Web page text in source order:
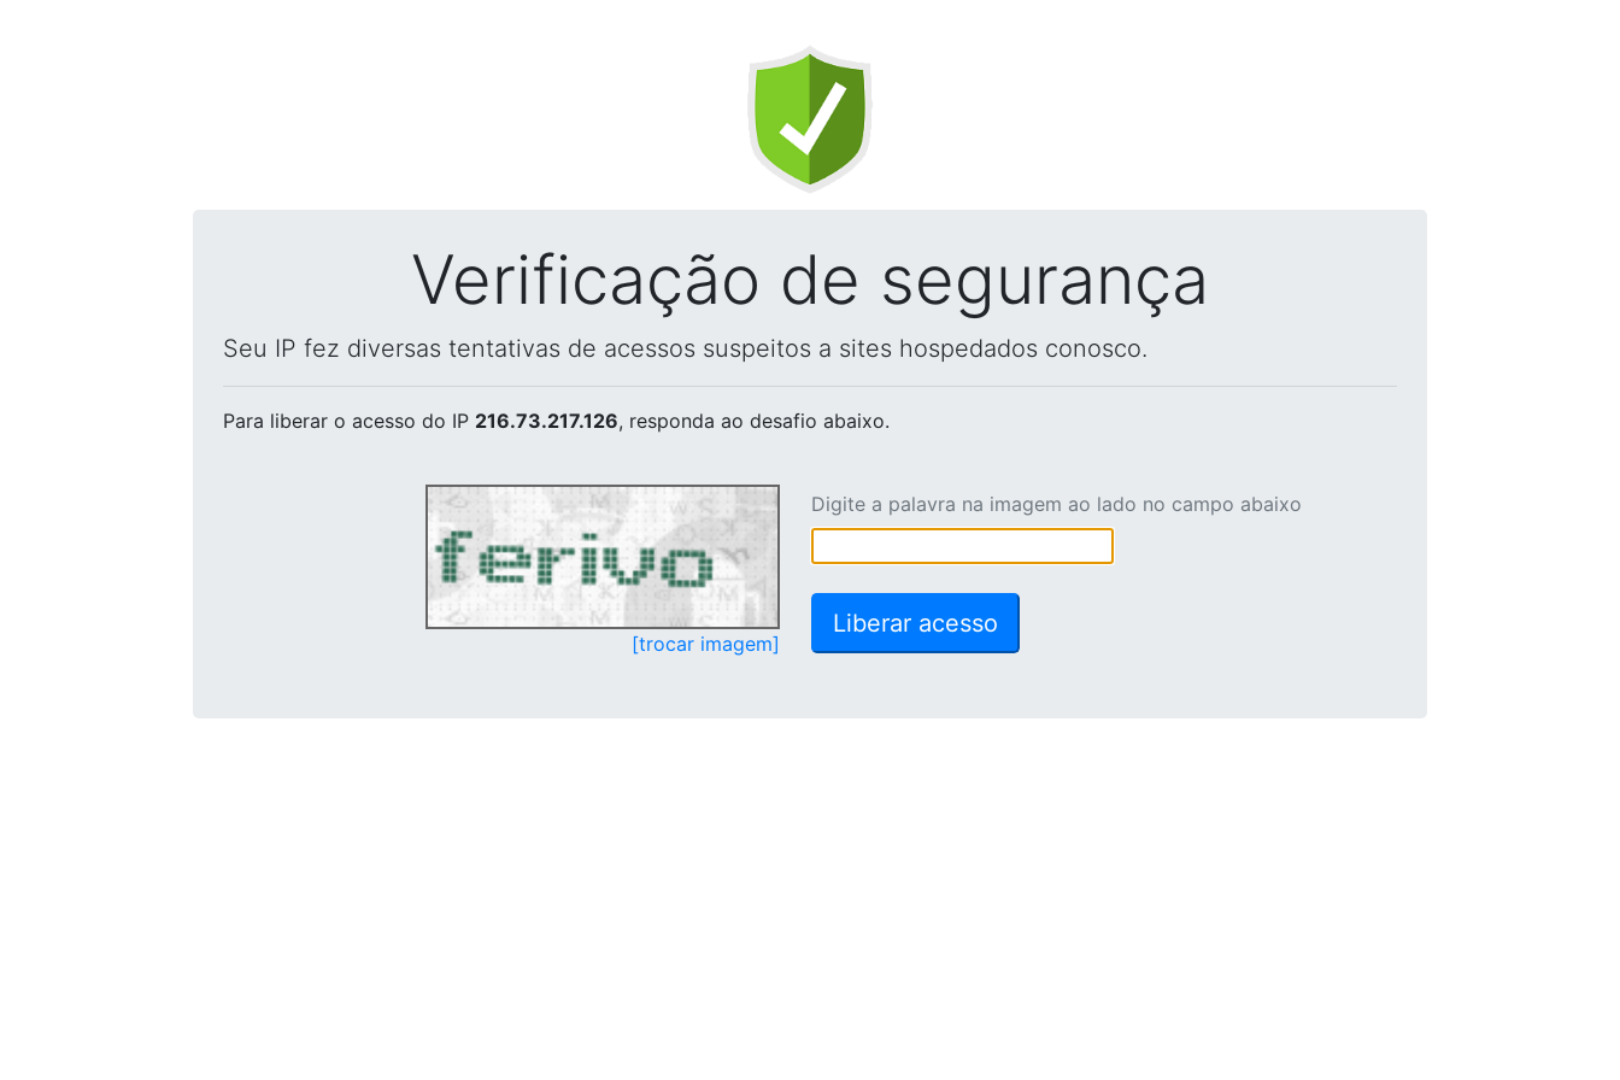
Verificação de segurança
Seu IP fez diversas tentativas de acessos suspeitos a sites hospedados conosco.
Para liberar o acesso do IP 216.73.217.126, responda ao desafio abaixo.
[trocar imagem]
Digite a palavra na imagem ao lado no campo abaixo